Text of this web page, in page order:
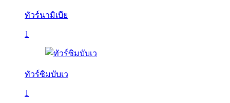
ทัวร์นามิเบีย
1
ทัวร์ซิมบับเว
1